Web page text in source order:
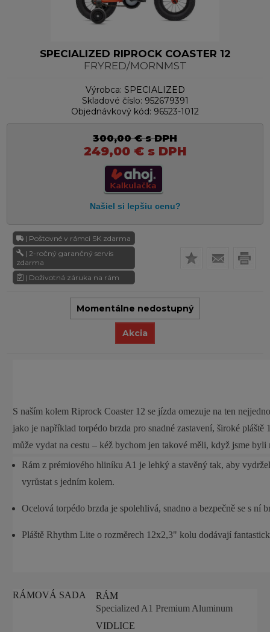
SPECIALIZED RIPROCK COASTER 12
FRYRED/MORNMST
Výrobca: SPECIALIZED
Skladové číslo: 952679391
Objednávkový kód: 96523-1012
300,00 €s DPH
249,00 €s DPH
| Poštovné v rámci SK zdarma
| 2-ročný garančný servis
zdarma
| Doživotná záruka na rám
Momentálne nedostupný
Akcia
S naším kolem Riprock Coaster 12 se jízda omezuje na ten
jako je například torpédo brzda pro snadné zastavení, široké
může vydat na cestu – kéž bychom jen takové měli, když jsme byli
Rám z prémiového hliníku A1 je lehký a stavěný tak, aby
vyrůstat s jedním kolem.
Ocelová torpédo brzda je spolehlivá, snadno a bezpečně se s ní
Pláště Rhythm Lite o rozměrech 12x2,3" kolu dodávají
RÁMOVÁ SADA
RÁM
Specialized A1 Premium Aluminum
VIDLICE